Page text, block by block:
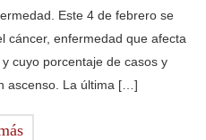
Este 4 de febrero se
cáncer, enfermedad que afecta
cuyo porcentaje de casos y
ascenso. La última […]